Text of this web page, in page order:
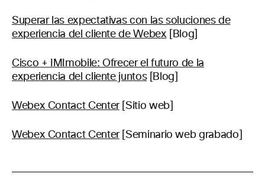
Superar las expectativas con las soluciones de
experiencia del cliente de Webex [Blog]
Cisco + IMImobile: Ofrecer el futuro de la
experiencia del cliente juntos[Blog]
Webex Contact Center[Sitio web]
Webex Contact Center[Seminario web grabado]